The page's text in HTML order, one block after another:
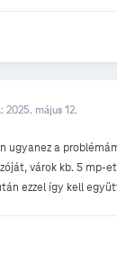
2025. május 12.
ugyanez a
várok kb. 5 mp-
ezzel így kell